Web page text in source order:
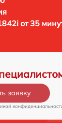
от 35
заявку